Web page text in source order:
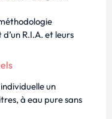
R.I.A. et leurs
un
à eau pure sans